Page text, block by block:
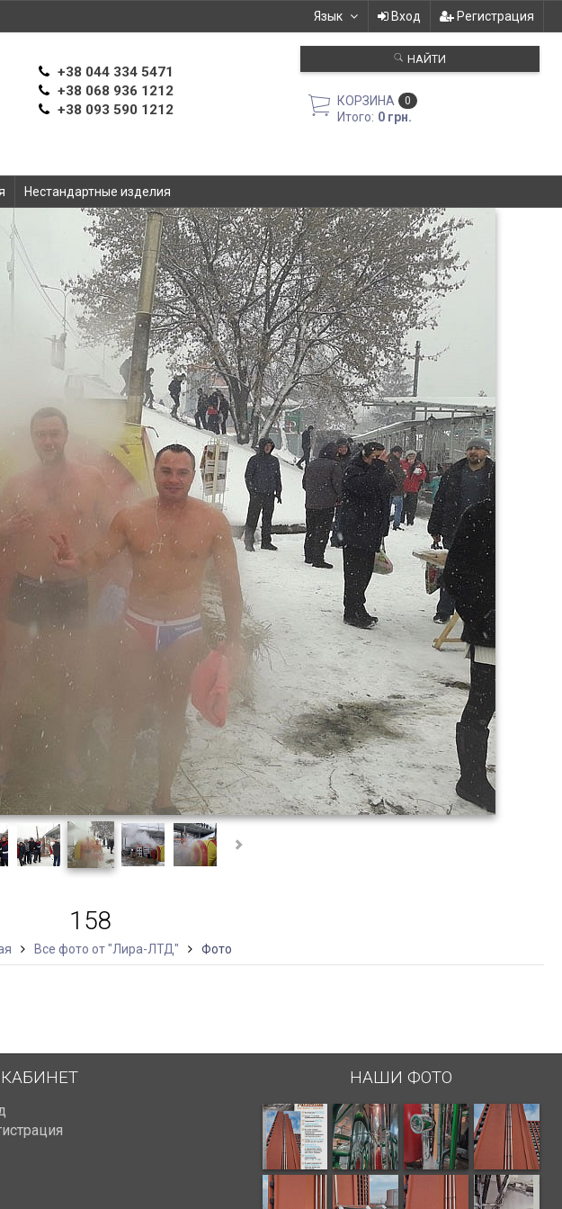
Язык Вход Регистрация
+38 044 334 5471
+38 068 936 1212
+38 093 590 1212
НАЙТИ
КОРЗИНА 0
Итого: 0 грн.
Нестандартные изделия
158
Все фото от "Лира-ЛТД" Фото
НАШИ ФОТО